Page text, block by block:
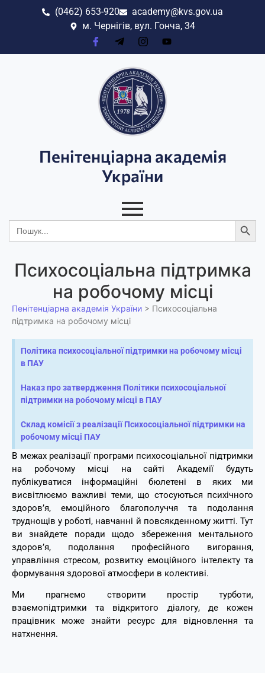
(0462) 653-920
academy@kvs.gov.ua
м. Чернігів, вул. Гонча, 34
Пенітенціарна академія
України
Search
for:
Психосоціальна підтримка
на робочому місці
Пенітенціарна академія України > Психосоціальна
підтримка на робочому місці
Політика психосоціальної підтримки на робочому місці
в ПАУ
Наказ про затвердження Політики психосоціальної
підтримки на робочому місці в ПАУ
Склад комісії з реалізації Психосоціальної підтримки на
робочому місці ПАУ
В межах реалізації програми психосоціальної підтримки
на робочому місці на сайті Академії будуть
публікуватися інформаційні бюлетені в яких ми
висвітлюємо важливі теми, що стосуються психічного
здоров’я, емоційного благополуччя та подолання
труднощів у роботі, навчанні й повсякденному житті. Тут
ви знайдете поради щодо збереження ментального
здоров’я, подолання професійного вигорання,
управління стресом, розвитку емоційного інтелекту та
формування здорової атмосфери в колективі.
Ми прагнемо створити простір турботи,
взаємопідтримки та відкритого діалогу, де кожен
працівник може знайти ресурс для відновлення та
натхнення.